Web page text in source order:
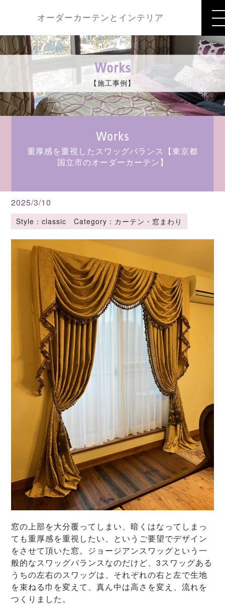
オーダーカーテンとインテリア
Works
【施工事例】
Works
重厚感を重視したスワッグバランス【東京都
国立市のオーダーカーテン】
2025/3/10
Style：classic Category：カーテン・窓まわり
窓の上部を大分覆ってしまい、暗くはなってしまっ
ても重厚感を重視したい、というご要望でデザイン
をさせて頂いた窓。ジョージアンスワッグという一
般的なスワッグバランスなのだけど、3スワッグある
うちの左右のスワッグは、それぞれの右と左で生地
を束ねる巾を変えて、真ん中は高さを変え、流れを
つくりました。